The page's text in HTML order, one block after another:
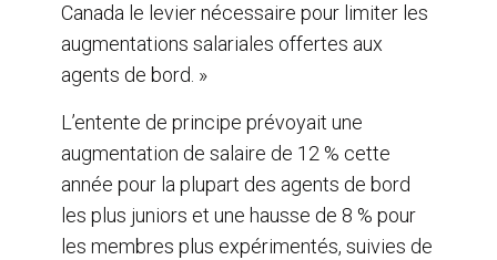
Canada le levier nécessaire pour limiter les
augmentations salariales offertes aux
agents de bord. »
L’entente de principe prévoyait une
augmentation de salaire de 12 % cette
année pour la plupart des agents de bord
les plus juniors et une hausse de 8 % pour
les membres plus expérimentés, suivies de